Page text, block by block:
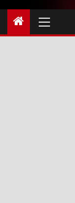
principal